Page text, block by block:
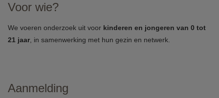
Voor wie?
We voeren onderzoek uit voor kinderen en jongeren van 0 tot
21 jaar , in samenwerking met hun gezin en netwerk.
Aanmelding